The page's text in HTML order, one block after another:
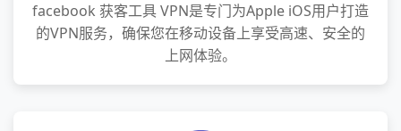
facebook 获客工具 VPN是专门为Apple iOS用户打造
的VPN服务，确保您在移动设备上享受高速、安全的
上网体验。